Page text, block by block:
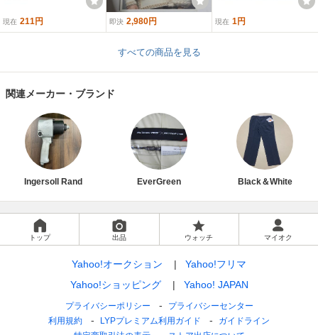
現在 211円 即決 2,980円 現在 1円
すべての商品を見る
関連メーカー・ブランド
Ingersoll Rand EverGreen Black＆White
トップ 出品 ウォッチ マイオク
Yahoo!オークション
Yahoo!フリマ
Yahoo!ショッピング
Yahoo! JAPAN
プライバシーポリシー
プライバシーセンター
利用規約
LYPプレミアム利用ガイド
ガイドライン